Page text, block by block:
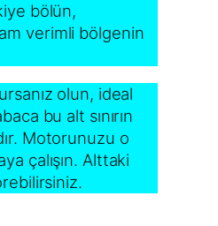
bölün,
verimli bölgenin
olun, ideal
bu alt sınırın
Motorunuzu o
çalışın. Alttaki